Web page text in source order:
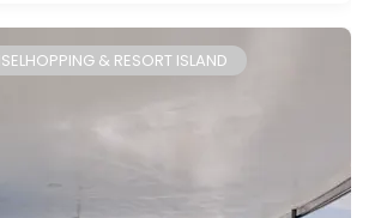
& RESORT ISLAND